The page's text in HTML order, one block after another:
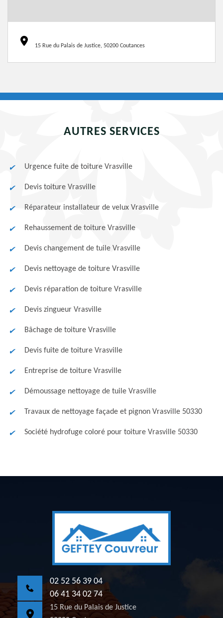
15 Rue du Palais de Justice, 50200 Coutances
AUTRES SERVICES
Urgence fuite de toiture Vrasville
Devis toiture Vrasville
Réparateur installateur de velux Vrasville
Rehaussement de toiture Vrasville
Devis changement de tuile Vrasville
Devis nettoyage de toiture Vrasville
Devis réparation de toiture Vrasville
Devis zingueur Vrasville
Bâchage de toiture Vrasville
Devis fuite de toiture Vrasville
Entreprise de toiture Vrasville
Démoussage nettoyage de tuile Vrasville
Travaux de nettoyage façade et pignon Vrasville 50330
Société hydrofuge coloré pour toiture Vrasville 50330
02 52 56 39 04
06 41 34 02 74
15 Rue du Palais de Justice